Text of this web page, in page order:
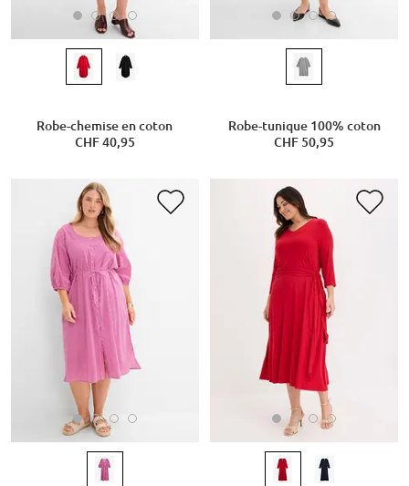
Robe-chemise en coton
CHF 40,95
Robe-tunique 100% coton
CHF 50,95